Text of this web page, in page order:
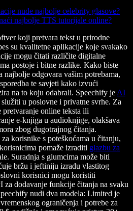
nude najbolje celebrity glasove?
najbolje TTS tutorijale online?
koji pretvara tekst u prirodne
su kvalitetne aplikacije koje svakako
mogu čitati različite digitalne
postoje i bitne razlike. Kako biste
odgovara vašim potrebama,
te savjeti kako izvući
na to koju odabrali. Speechify je AI
u poslovne i privatne svrhe. Za
online teksta ili
e-knjiga u audioknjige, olakšava
zbog dugotrajnog čitanja.
korisnike s poteškoćama u čitanju,
pomaže izraditi glazbu za
Suradnja s glumcima može biti
bržu i jeftiniju izradu vlastitog
korisnici mogu koristiti
za dodavanje funkcije čitanja na svaku
nudi dva modela: Limited je
ograničenja i potrebe za